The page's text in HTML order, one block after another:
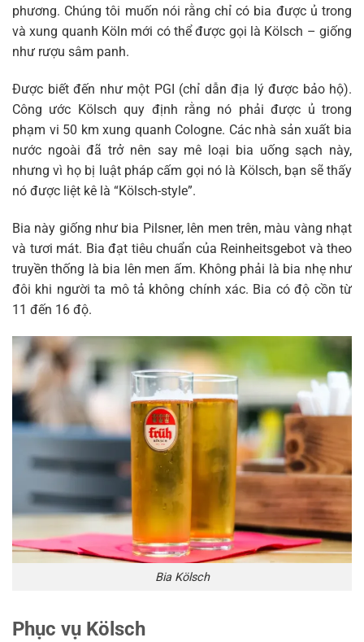
phương. Chúng tôi muốn nói rằng chỉ có bia được ủ trong
và xung quanh Köln mới có thể được gọi là Kölsch – giống
như rượu sâm panh.
Được biết đến như một PGI (chỉ dẫn địa lý được bảo hộ).
Công ước Kölsch quy định rằng nó phải được ủ trong
phạm vi 50 km xung quanh Cologne. Các nhà sản xuất bia
nước ngoài đã trở nên say mê loại bia uống sạch này,
nhưng vì họ bị luật pháp cấm gọi nó là Kölsch, bạn sẽ thấy
nó được liệt kê là “Kölsch-style”.
Bia này giống như bia Pilsner, lên men trên, màu vàng nhạt
và tươi mát. Bia đạt tiêu chuẩn của Reinheitsgebot và theo
truyền thống là bia lên men ấm. Không phải là bia nhẹ như
đôi khi người ta mô tả không chính xác. Bia có độ cồn từ
11 đến 16 độ.
Bia Kölsch
Phục vụ Kölsch